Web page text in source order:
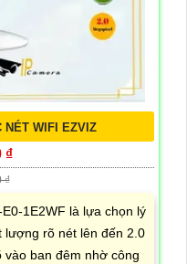
NÉT WIFI EZVIZ
₫
₫
1E2WF là lựa chọn lý
lượng rõ nét lên đến 2.0
vào ban đêm nhờ công